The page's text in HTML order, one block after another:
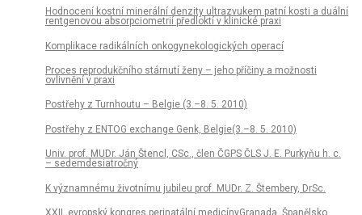
Hodnocení kostní minerální denzity ultrazvukem patní kosti a duální
rentgenovou absorpciometrií předloktí v klinické praxi
Komplikace radikálních onkogynekologických operací
Proces reprodukčního stárnutí ženy – jeho příčiny a možnosti
ovlivnění v praxi
Postřehy z Turnhoutu – Belgie (3.–8. 5. 2010)
Postřehy z ENTOG exchange Genk, Belgie(3.–8. 5. 2010)
Univ. prof. MUDr. Ján Štencl, CSc., člen ČGPS ČLS J. E. Purkyňu h. c.
– sedemdesiatročný
K významnému životnímu jubileu prof. MUDr. Z. Štembery, DrSc.
XXII. evropský kongres perinatální medicínyGranada, Španělsko